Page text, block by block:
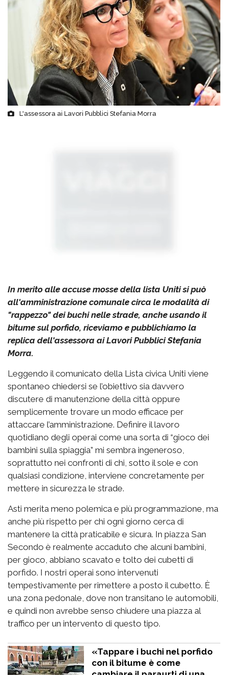
L'assessora ai Lavori Pubblici Stefania Morra
In merito alle accuse mosse della lista Uniti si può
all'amministrazione comunale circa le modalità di
"rappezzo" dei buchi nelle strade, anche usando il
bitume sul porfido, riceviamo e pubblichiamo la
replica dell'assessora ai Lavori Pubblici Stefania
Morra.
Leggendo il comunicato della Lista civica Uniti viene
spontaneo chiedersi se l’obiettivo sia davvero
discutere di manutenzione della città oppure
semplicemente trovare un modo efficace per
attaccare l’amministrazione. Definire il lavoro
quotidiano degli operai come una sorta di “gioco dei
bambini sulla spiaggia” mi sembra ingeneroso,
soprattutto nei confronti di chi, sotto il sole e con
qualsiasi condizione, interviene concretamente per
mettere in sicurezza le strade.
Asti merita meno polemica e più programmazione, ma
anche più rispetto per chi ogni giorno cerca di
mantenere la città praticabile e sicura. In piazza San
Secondo è realmente accaduto che alcuni bambini,
per gioco, abbiano scavato e tolto dei cubetti di
porfido. I nostri operai sono intervenuti
tempestivamente per rimettere a posto il cubetto. È
una zona pedonale, dove non transitano le automobili,
e quindi non avrebbe senso chiudere una piazza al
traffico per un intervento di questo tipo.
«Tappare i buchi nel porfido
con il bitume è come